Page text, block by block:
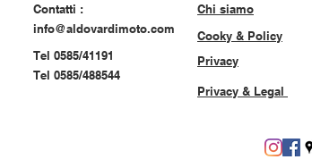
Contatti :
info@aldovardimoto.com
Tel 0585/41191
Tel 0585/488544
Chi siamo
Cooky & Policy
Privacy
Privacy & Legal